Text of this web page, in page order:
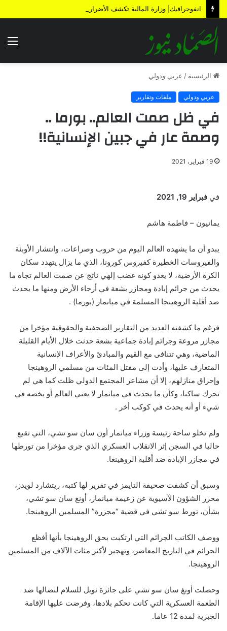
الرئيسية / عربي ودولي
عربي ودولي ملفات وتقارير
في ظل صمت العالم.. بورما ..
وصمة عار في جبين الإنسانية!!
19 فبراير، 2021
في فبراير 19, 2021
يمانيون – فاطمة هاشم
يبدو أن ما يشهده العالم اليوم من حروب وصراعات، وانتشار الأوبئة
والفيروسات الخطيرة كفيروس كورونا، الذي ما يزال يتهدد سكان
الكرة الأرضية، لا يعدو كونه غضب إلهي ناتج عن صمت العالم تجاه ما
يحدث من جرائم إبادة ومجازر بشعة في أرجاء الأرض ومنها ما يحدث
ضد أقلية الروهينجا المسلمة في ميانمار (بورما) .
فرغم ما كشفته العديد من التقارير الصحفية والحقوقية مؤخرا من
مجازر مروعة وجرائم إبادة جماعية بشعة حدثت خلال الأيام القليلة
الماضية، وهي تتنافى مع القيم والمبادئ والأعراف الإنسانية
المتعارف عليها، وأدت إلى مقتل المئات من مسلمي الروهينجا
وإحراق منازلهم، إلا أن مشاعر المجتمع الدولي ظلت كما هي لم
تحرك ساكنا، وكأن ما يحدث في ميانمار لا يعني العالم أو يخصه في
شيء أو أنه يحدث في كوكب أخر .
ولم تخلو ساحة رئيسة وزراء ميانمار أون سان سو تشي، التي تقبع
حاليا في السجن إثر الانقلاب العسكري الذي جرى مؤخرا من تورطها
في مجازر الإبادة ضد أقلية الروهينغا.
وسبق أن كشفت صحيفة التايمز في تقرير لها كتبه، ريتشارد لويدز،
محرر الشؤون الآسيوية عن زعيمة ميانمار، أونغ سان سو تشي،
بشأن، تورط سو تشي في قضية “مجزرة” المسلمين الروهينجا.
ووصف الكاتب الجرائم التي ارتكبت بحق الروهينجا بأنها أفظع
الجرائم في التاريخ المعاصر، وتهجير لأكثر مئات الآلاف من المسلمين
الروهينجا.
وحصلت أونغ سان سو تشي على جائزة نوبل للسلام لنضالها ضد
الطغمة العسكرية التي كانت تحكم بلادها، وفرضت عليها الإقامة
الجبرية لمدة 12 عاما.